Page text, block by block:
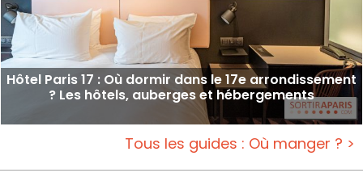
Hôtel Paris 17 : Où dormir dans le 17e arrondissement
? Les hôtels, auberges et hébergements
Tous les guides : Où manger ? >